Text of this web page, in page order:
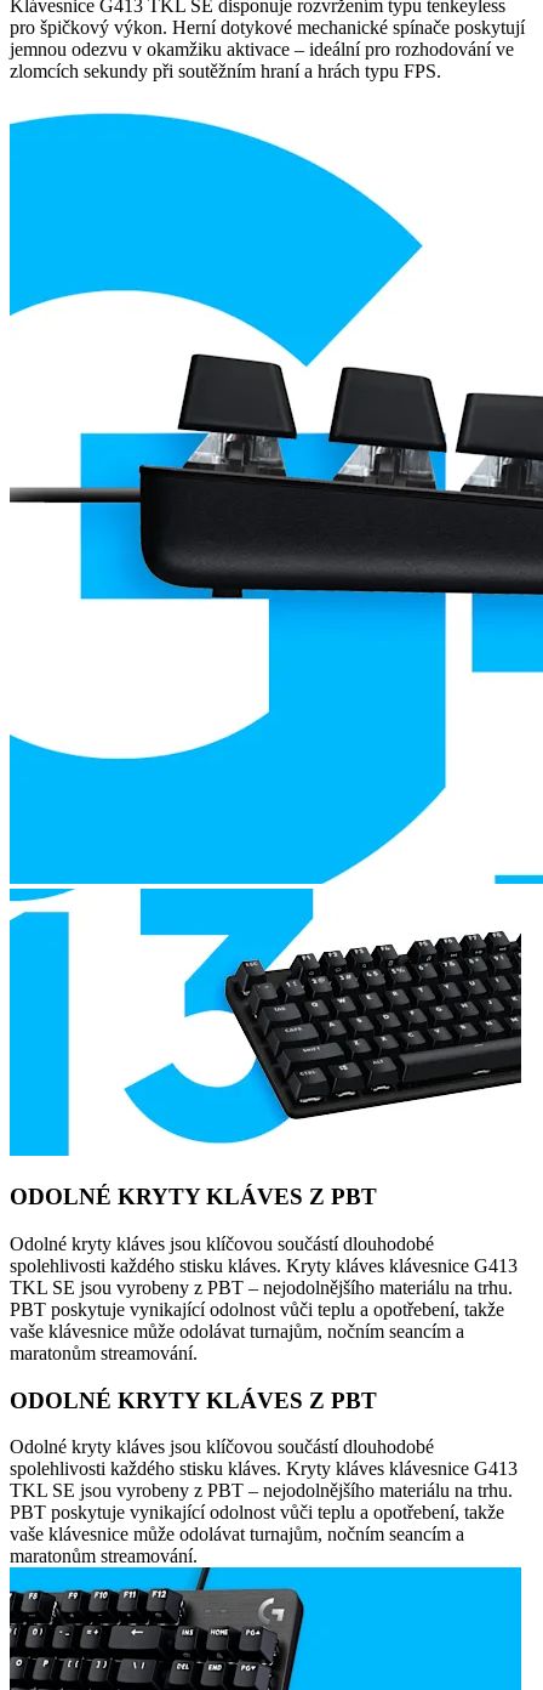
Klávesnice G413 TKL SE disponuje rozvržením typu tenkeyless
pro špičkový výkon. Herní dotykové mechanické spínače poskytují
jemnou odezvu v okamžiku aktivace – ideální pro rozhodování ve
zlomcích sekundy při soutěžním hraní a hrách typu FPS.
ODOLNÉ KRYTY KLÁVES Z PBT
Odolné kryty kláves jsou klíčovou součástí dlouhodobé
spolehlivosti každého stisku kláves. Kryty kláves klávesnice G413
TKL SE jsou vyrobeny z PBT – nejodolnějšího materiálu na trhu.
PBT poskytuje vynikající odolnost vůči teplu a opotřebení, takže
vaše klávesnice může odolávat turnajům, nočním seancím a
maratonům streamování.
ODOLNÉ KRYTY KLÁVES Z PBT
Odolné kryty kláves jsou klíčovou součástí dlouhodobé
spolehlivosti každého stisku kláves. Kryty kláves klávesnice G413
TKL SE jsou vyrobeny z PBT – nejodolnějšího materiálu na trhu.
PBT poskytuje vynikající odolnost vůči teplu a opotřebení, takže
vaše klávesnice může odolávat turnajům, nočním seancím a
maratonům streamování.